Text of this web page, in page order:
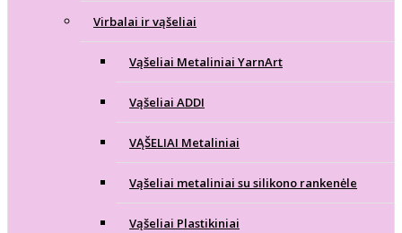
Virbalai ir vąšeliai
Vąšeliai Metaliniai YarnArt
Vąšeliai ADDI
VĄŠELIAI Metaliniai
Vąšeliai metaliniai su silikono rankenėle
Vąšeliai Plastikiniai